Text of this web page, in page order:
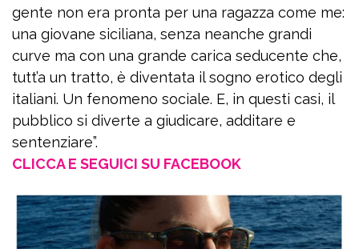
gente non era pronta per una ragazza come me:
una giovane siciliana, senza neanche grandi
curve ma con una grande carica seducente che,
tutt’a un tratto, è diventata il sogno erotico degli
italiani. Un fenomeno sociale. E, in questi casi, il
pubblico si diverte a giudicare, additare e
sentenziare”.
CLICCA E SEGUICI SU FACEBOOK